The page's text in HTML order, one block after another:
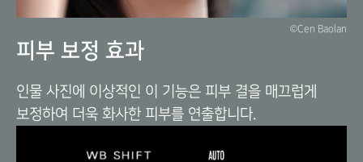
©Cen Baolan
피부 보정 효과
인물 사진에 이상적인 이 기능은 피부 결을 매끄럽게
보정하여 더욱 화사한 피부를 연출합니다.